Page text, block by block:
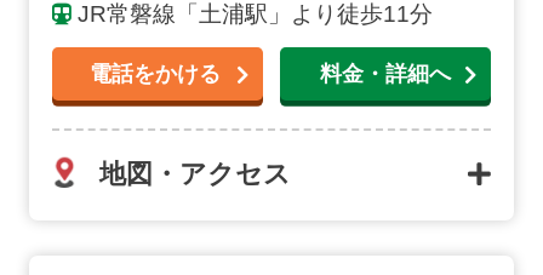
JR常磐線「土浦駅」より徒歩11分
電話をかける 料金・詳細へ
地図・アクセス